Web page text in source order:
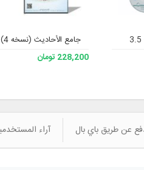
جامع الأحادیث (نسخه 4)
228,200 تومان
عن طريق باي بال آراء